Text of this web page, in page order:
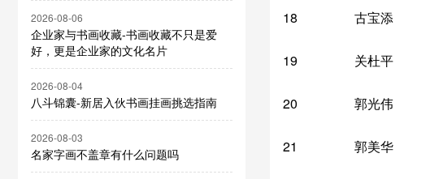
2026-08-06
企业家与书画收藏-书画收藏不只是爱
好，更是企业家的文化名片
2026-08-04
八斗锦囊-新居入伙书画挂画挑选指南
2026-08-03
名家字画不盖章有什么问题吗
18 古宝添
19 关杜平
20 郭光伟
21 郭美华